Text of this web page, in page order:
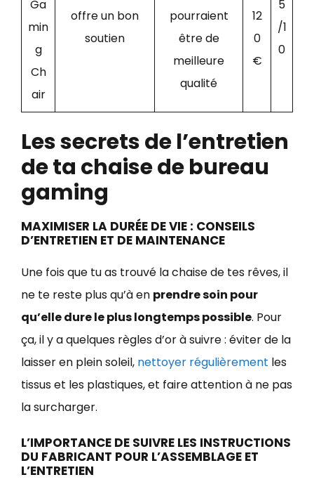
Ga
min
g
Ch
air
offre un bon
soutien
pourraient
être de
meilleure
qualité
12
0
€
5
/1
0
Les secrets de l’entretien
de ta chaise de bureau
gaming
MAXIMISER LA DURÉE DE VIE : CONSEILS
D’ENTRETIEN ET DE MAINTENANCE
Une fois que tu as trouvé la chaise de tes rêves, il
ne te reste plus qu’à en prendre soin pour
qu’elle dure le plus longtemps possible. Pour
ça, il y a quelques règles d’or à suivre : éviter de la
laisser en plein soleil, nettoyer régulièrement les
tissus et les plastiques, et faire attention à ne pas
la surcharger.
L’IMPORTANCE DE SUIVRE LES INSTRUCTIONS
DU FABRICANT POUR L’ASSEMBLAGE ET
L’ENTRETIEN